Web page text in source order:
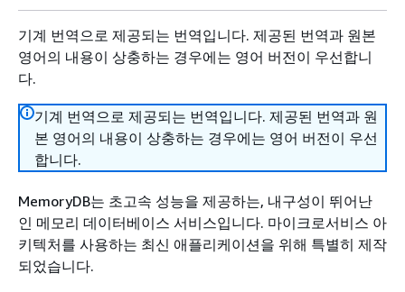
기계 번역으로 제공되는 번역입니다. 제공된 번역과 원본
영어의 내용이 상충하는 경우에는 영어 버전이 우선합니
다.
기계 번역으로 제공되는 번역입니다. 제공된 번역과 원
본 영어의 내용이 상충하는 경우에는 영어 버전이 우선
합니다.
MemoryDB는 초고속 성능을 제공하는, 내구성이 뛰어난
인 메모리 데이터베이스 서비스입니다. 마이크로서비스 아
키텍처를 사용하는 최신 애플리케이션을 위해 특별히 제작
되었습니다.